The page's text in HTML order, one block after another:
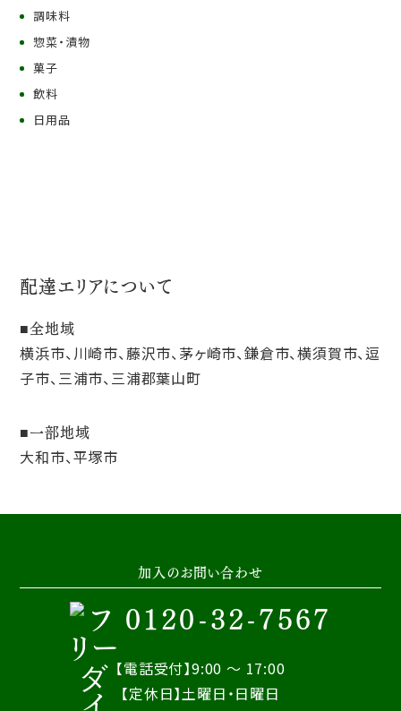
調味料
惣菜・漬物
菓子
飲料
日用品
配達エリアについて
全地域
横浜市、川崎市、藤沢市、茅ヶ崎市、鎌倉市、横須賀市、逗
子市、三浦市、三浦郡葉山町
一部地域
大和市、平塚市
加入のお問い合わせ
0120-32-7567
【電話受付】9:00 ～ 17:00
【定休日】土曜日・日曜日